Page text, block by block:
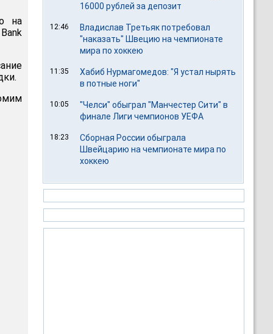
на
16000 рублей за депозит
12:46
Владислав Третьяк потребовал
"наказать" Швецию на чемпионате
мира по хоккею
11:35
Хабиб Нурмагомедов: "Я устал нырять
в потные ноги"
10:05
"Челси" обыграл "Манчестер Сити" в
финале Лиги чемпионов УЕФА
18:23
Сборная России обыграла
Швейцарию на чемпионате мира по
хоккею